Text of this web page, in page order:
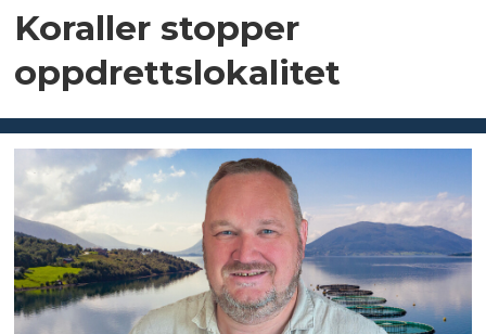
Koraller stopper
oppdrettslokalitet